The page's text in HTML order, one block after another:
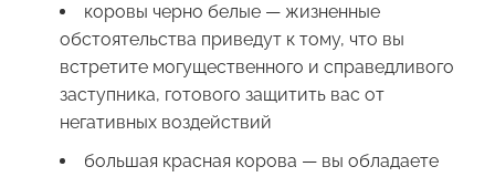
коровы черно белые — жизненные
обстоятельства приведут к тому, что вы
встретите могущественного и справедливого
заступника, готового защитить вас от
негативных воздействий
большая красная корова — вы обладаете